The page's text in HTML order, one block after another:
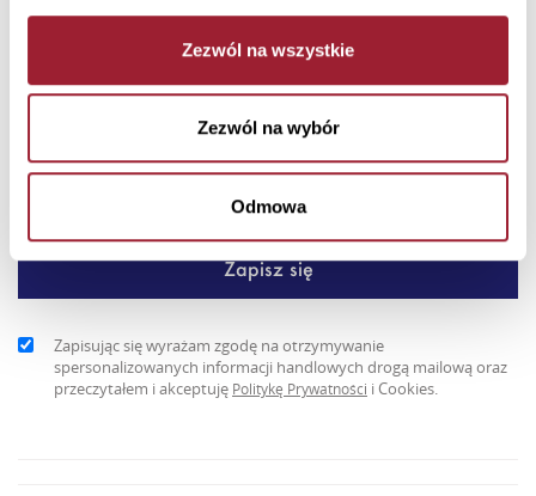
Zezwól na wszystkie
Zezwól na wybór
Odmowa
Newsletter
Zapisując się wyrażam zgodę na otrzymywanie
spersonalizowanych informacji handlowych drogą mailową oraz
przeczytałem i akceptuję Politykę Prywatności i Cookies.